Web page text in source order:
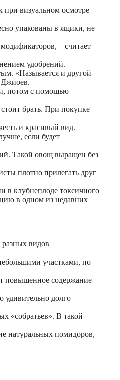
при визуальном осмотре
упакованы в ящики, не
– считает
удобрений.
«Называется и другой
Джиоев.
потом с помощью
брать. При покупке
и красивый вид.
если будет
Такой овощ выращен без
плотно прилегать друг
в клубнеплоде токсичного
в одном из недавних
видов
участками, по
повышенное содержание
удивительно долго
«собратьев». В такой
натуральных помидоров,